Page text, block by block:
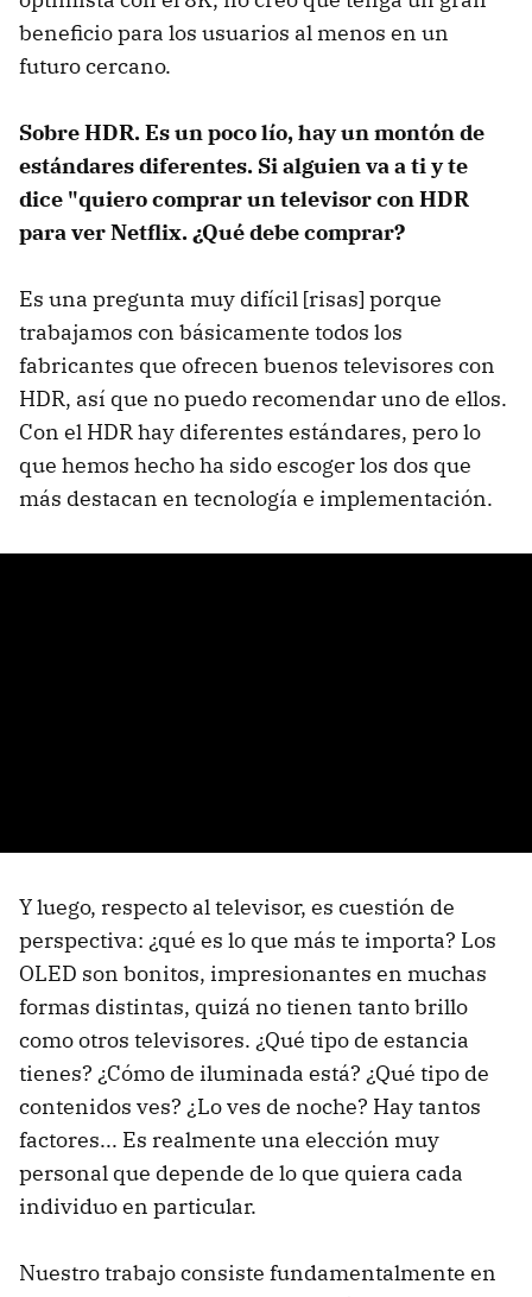
beneficio para los usuarios al menos en un
futuro cercano.
Sobre HDR. Es un poco lío, hay un montón de
estándares diferentes. Si alguien va a ti y te
dice "quiero comprar un televisor con HDR
para ver Netflix. ¿Qué debe comprar?
Es una pregunta muy difícil [risas] porque
trabajamos con básicamente todos los
fabricantes que ofrecen buenos televisores con
HDR, así que no puedo recomendar uno de ellos.
Con el HDR hay diferentes estándares, pero lo
que hemos hecho ha sido escoger los dos que
más destacan en tecnología e implementación.
Y luego, respecto al televisor, es cuestión de
perspectiva: ¿qué es lo que más te importa? Los
OLED son bonitos, impresionantes en muchas
formas distintas, quizá no tienen tanto brillo
como otros televisores. ¿Qué tipo de estancia
tienes? ¿Cómo de iluminada está? ¿Qué tipo de
contenidos ves? ¿Lo ves de noche? Hay tantos
factores... Es realmente una elección muy
personal que depende de lo que quiera cada
individuo en particular.
Nuestro trabajo consiste fundamentalmente en